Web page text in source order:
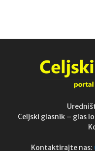
Celjski glasnik – glas
Kontaktirajte nas: